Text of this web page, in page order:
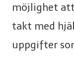
möjlighet
takt med
uppgifter